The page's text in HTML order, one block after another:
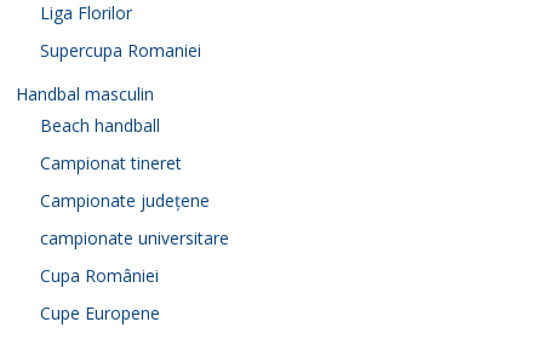
Liga Florilor
Supercupa Romaniei
Handbal masculin
Beach handball
Campionat tineret
Campionate județene
campionate universitare
Cupa României
Cupe Europene